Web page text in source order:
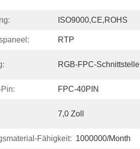
ISO9000,CE,ROHS
RTP
RGB-FPC-Schnittstelle
FPC-40PIN
7,0 Zoll
Fähigkeit: 1000000/month